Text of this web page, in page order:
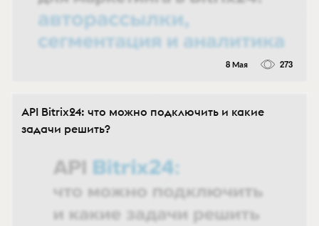
8 Мая 273
API Bitrix24: что можно подключить и какие
задачи решить?